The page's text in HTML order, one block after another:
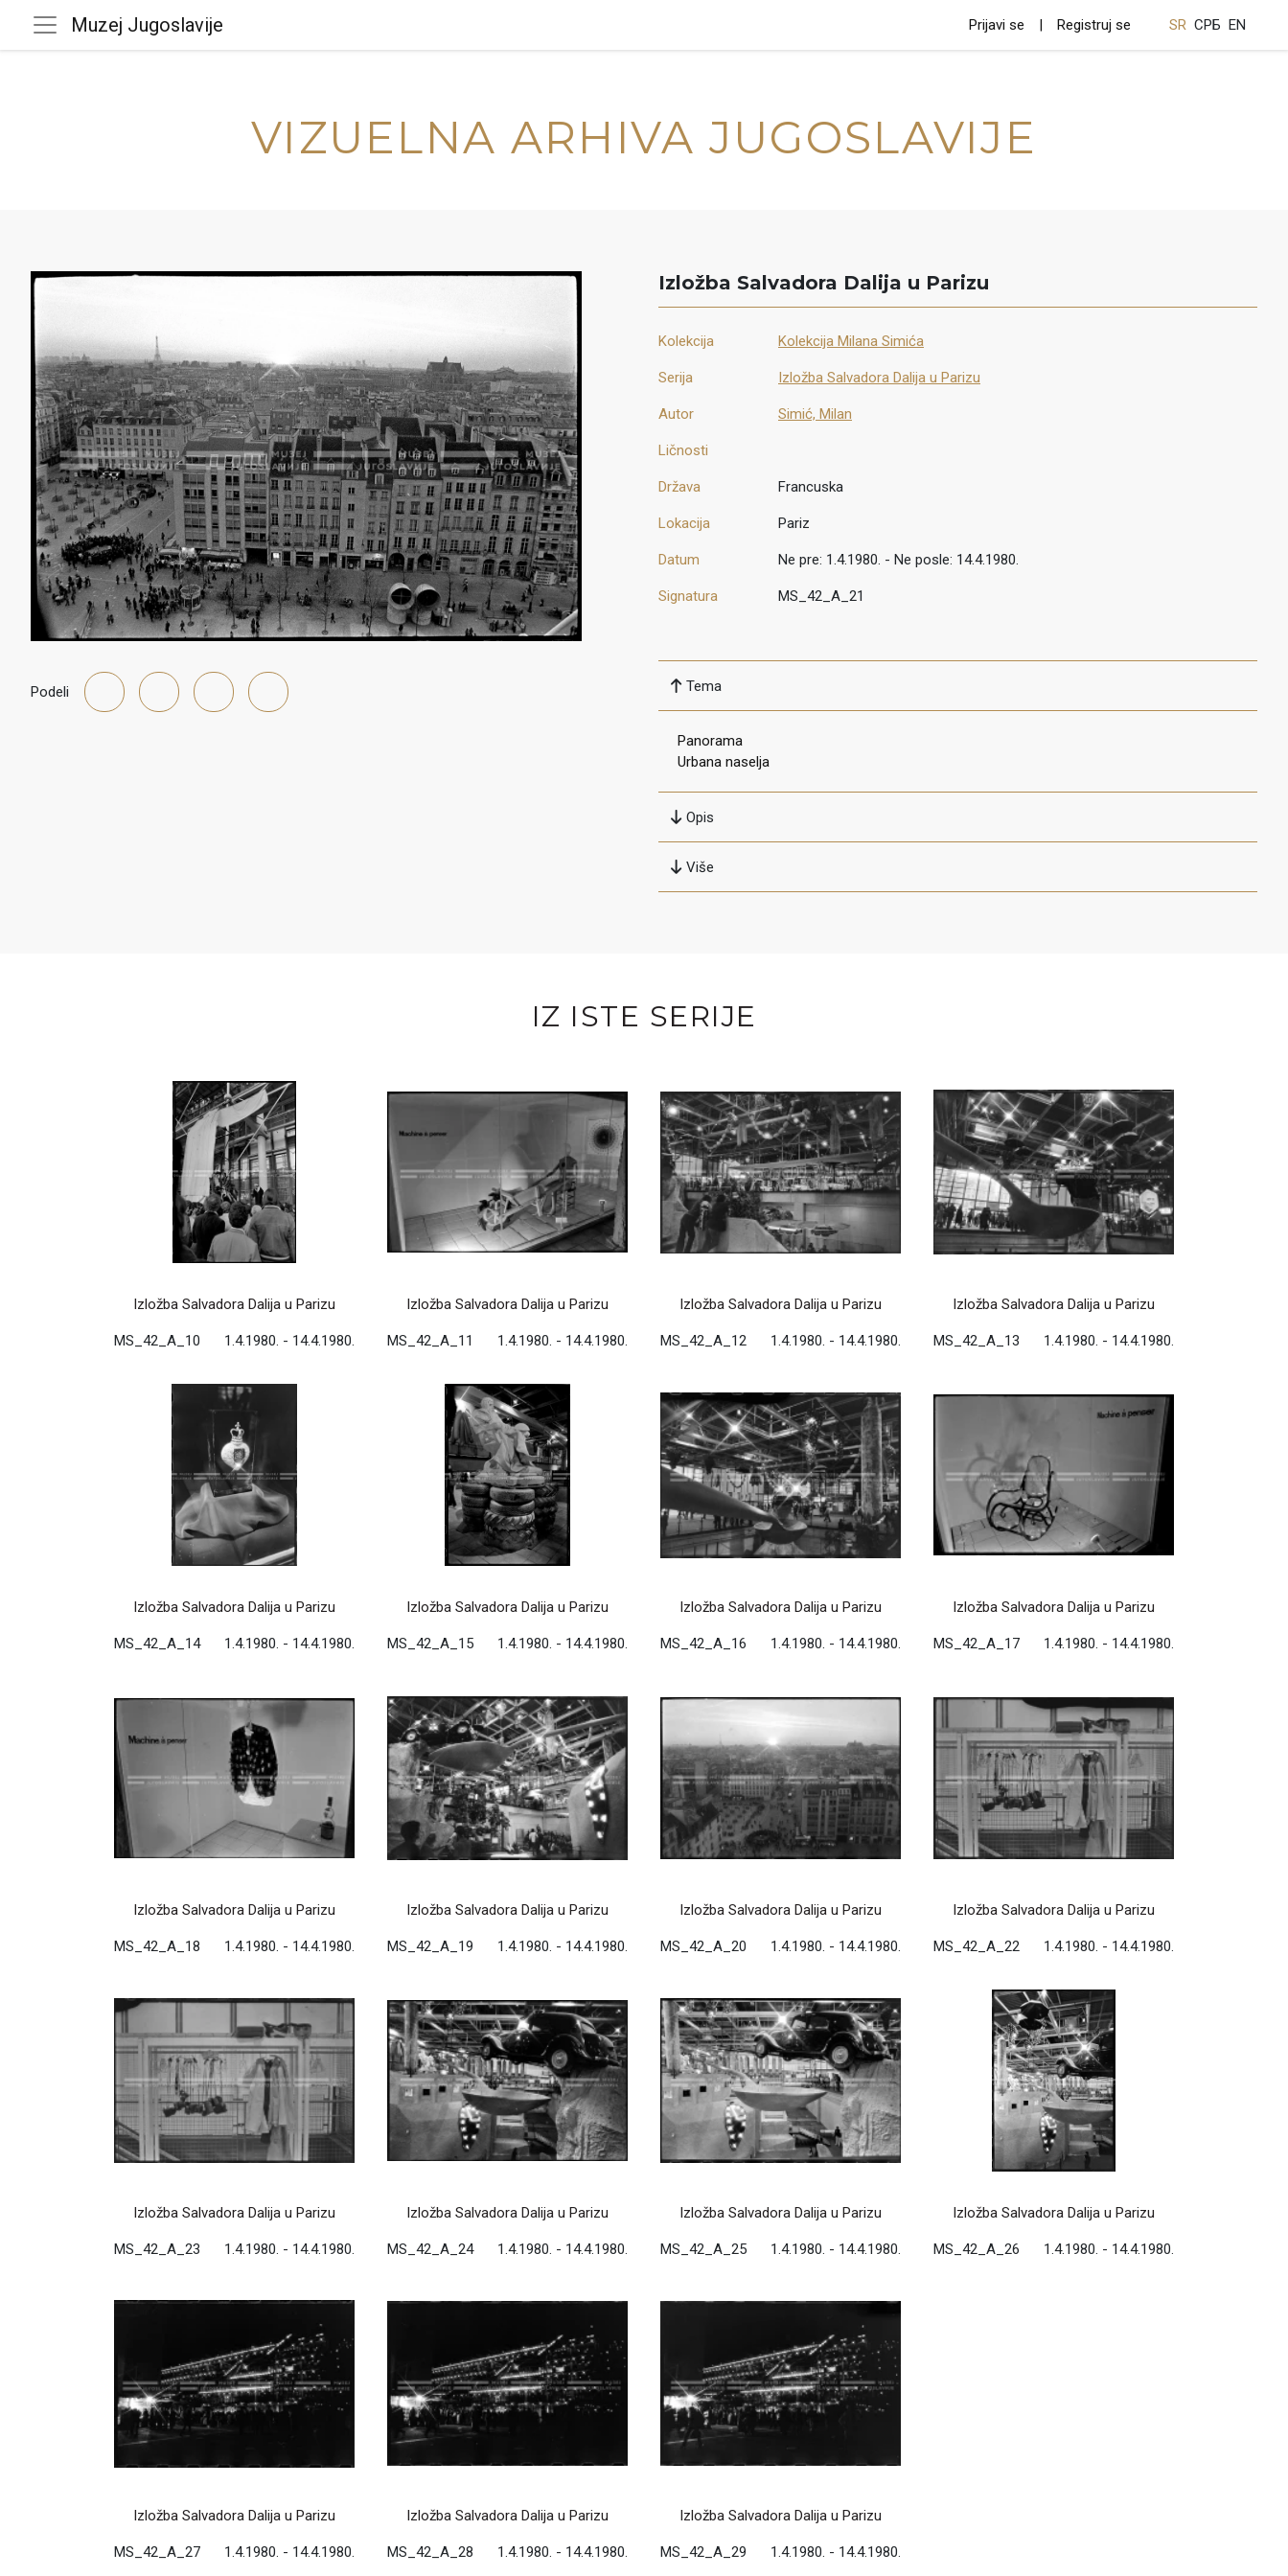
Muzej Jugoslavije Prijavi se Registruj se SR СРБ EN
VIZUELNA ARHIVA JUGOSLAVIJE
Podeli
Izložba Salvadora Dalija u Parizu
Kolekcija Kolekcija Milana Simića
Serija Izložba Salvadora Dalija u Parizu
Autor Simić, Milan
Ličnosti
Država Francuska
Lokacija Pariz
Datum Ne pre: 1.4.1980. - Ne posle: 14.4.1980.
Signatura MS_42_A_21
Tema
Panorama
Urbana naselja
Opis
Više
IZ ISTE SERIJE
Izložba Salvadora Dalija u Parizu
MS_42_A_10 1.4.1980. - 14.4.1980.
Izložba Salvadora Dalija u Parizu
MS_42_A_11 1.4.1980. - 14.4.1980.
Izložba Salvadora Dalija u Parizu
MS_42_A_12 1.4.1980. - 14.4.1980.
Izložba Salvadora Dalija u Parizu
MS_42_A_13 1.4.1980. - 14.4.1980.
Izložba Salvadora Dalija u Parizu
MS_42_A_14 1.4.1980. - 14.4.1980.
Izložba Salvadora Dalija u Parizu
MS_42_A_15 1.4.1980. - 14.4.1980.
Izložba Salvadora Dalija u Parizu
MS_42_A_16 1.4.1980. - 14.4.1980.
Izložba Salvadora Dalija u Parizu
MS_42_A_17 1.4.1980. - 14.4.1980.
Izložba Salvadora Dalija u Parizu
MS_42_A_18 1.4.1980. - 14.4.1980.
Izložba Salvadora Dalija u Parizu
MS_42_A_19 1.4.1980. - 14.4.1980.
Izložba Salvadora Dalija u Parizu
MS_42_A_20 1.4.1980. - 14.4.1980.
Izložba Salvadora Dalija u Parizu
MS_42_A_22 1.4.1980. - 14.4.1980.
Izložba Salvadora Dalija u Parizu
MS_42_A_23 1.4.1980. - 14.4.1980.
Izložba Salvadora Dalija u Parizu
MS_42_A_24 1.4.1980. - 14.4.1980.
Izložba Salvadora Dalija u Parizu
MS_42_A_25 1.4.1980. - 14.4.1980.
Izložba Salvadora Dalija u Parizu
MS_42_A_26 1.4.1980. - 14.4.1980.
Izložba Salvadora Dalija u Parizu
MS_42_A_27 1.4.1980. - 14.4.1980.
Izložba Salvadora Dalija u Parizu
MS_42_A_28 1.4.1980. - 14.4.1980.
Izložba Salvadora Dalija u Parizu
MS_42_A_29 1.4.1980. - 14.4.1980.